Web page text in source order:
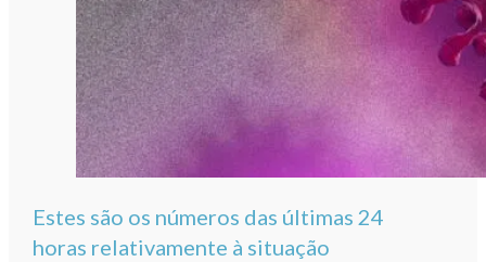
Estes são os números das últimas 24
horas relativamente à situação